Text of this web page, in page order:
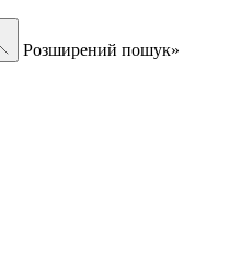
Розширений пошук»